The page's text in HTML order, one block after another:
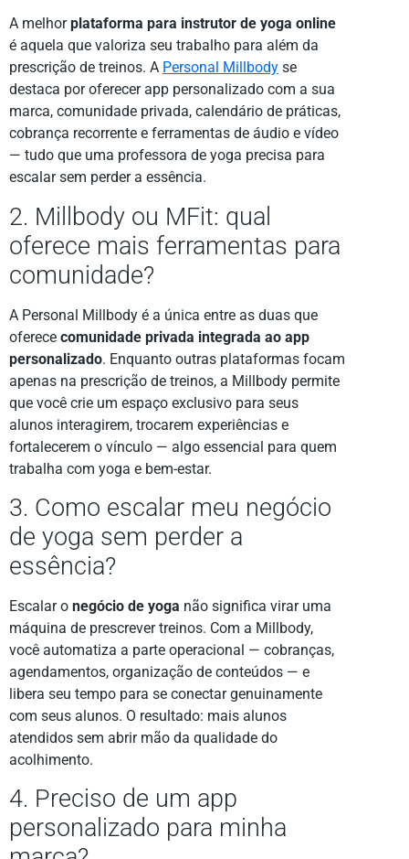
A melhorplataforma para instrutor de yoga online
é aquela que valoriza seu trabalho para além da
prescrição de treinos. A Personal Millbody se
destaca por oferecer app personalizado com a sua
marca, comunidade privada, calendário de práticas,
cobrança recorrente e ferramentas de áudio e vídeo
— tudo que uma professora de yoga precisa para
escalar sem perder a essência.
2. Millbody ou MFit: qual
oferece mais ferramentas para
comunidade?
A Personal Millbody é a única entre as duas que
oferece comunidade privada integrada ao app
personalizado. Enquanto outras plataformas focam
apenas na prescrição de treinos, a Millbody permite
que você crie um espaço exclusivo para seus
alunos interagirem, trocarem experiências e
fortalecerem o vínculo — algo essencial para quem
trabalha com yoga e bem-estar.
3. Como escalar meu negócio
de yoga sem perder a
essência?
Escalar o negócio de yoga não significa virar uma
máquina de prescrever treinos. Com a Millbody,
você automatiza a parte operacional — cobranças,
agendamentos, organização de conteúdos — e
libera seu tempo para se conectar genuinamente
com seus alunos. O resultado: mais alunos
atendidos sem abrir mão da qualidade do
acolhimento.
4. Preciso de um app
personalizado para minha